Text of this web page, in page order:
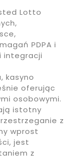
Lotto
PDPA i
integracji
kasyno
oferując
osobowymi.
istotny
z
wprost
jest
z